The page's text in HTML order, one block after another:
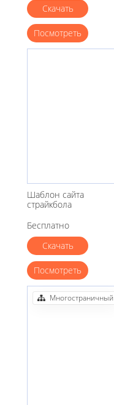
Скачать
Посмотреть
Шаблон сайта
страйкбола
Бесплатно
Скачать
Посмотреть
Многостраничный